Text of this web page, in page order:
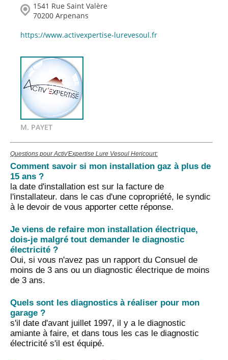
1541 Rue Saint Valère
70200 Arpenans
https://www.activexpertise-lurevesoul.fr
M. PAYET
Questions pour Activ'Expertise Lure Vesoul Hericourt:
Comment savoir si mon installation gaz à plus de
15 ans ?
la date d'installation est sur la facture de
l'installateur. dans le cas d'une copropriété, le syndic
à le devoir de vous apporter cette réponse.
Je viens de refaire mon installation électrique,
dois-je malgré tout demander le diagnostic
électricité ?
Oui, si vous n'avez pas un rapport du Consuel de
moins de 3 ans ou un diagnostic électrique de moins
de 3 ans.
Quels sont les diagnostics à réaliser pour mon
garage ?
s'il date d'avant juillet 1997, il y a le diagnostic
amiante à faire, et dans tous les cas le diagnostic
électricité s'il est équipé.